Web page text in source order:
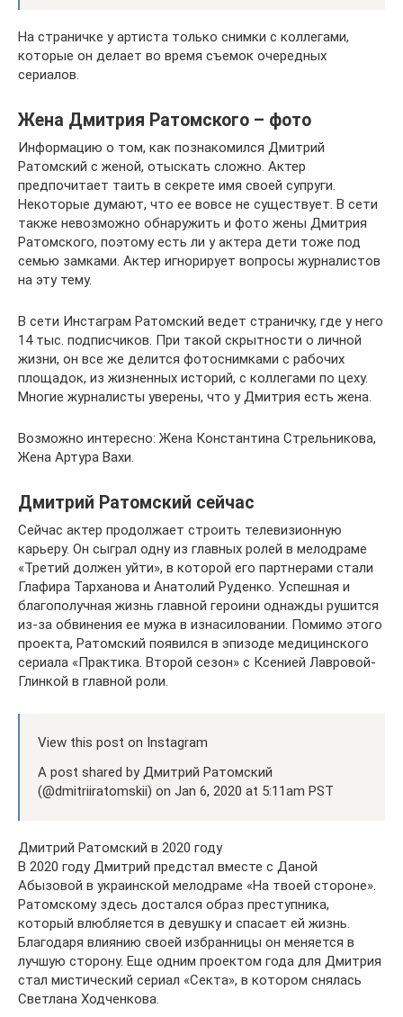
На страничке у артиста только снимки с коллегами,
которые он делает во время съемок очередных
сериалов.
Жена Дмитрия Ратомского – фото
Информацию о том, как познакомился Дмитрий
Ратомский с женой, отыскать сложно. Актер
предпочитает таить в секрете имя своей супруги.
Некоторые думают, что ее вовсе не существует. В сети
также невозможно обнаружить и фото жены Дмитрия
Ратомского, поэтому есть ли у актера дети тоже под
семью замками. Актер игнорирует вопросы журналистов
на эту тему.
В сети Инстаграм Ратомский ведет страничку, где у него
14 тыс. подписчиков. При такой скрытности о личной
жизни, он все же делится фотоснимками с рабочих
площадок, из жизненных историй, с коллегами по цеху.
Многие журналисты уверены, что у Дмитрия есть жена.
Возможно интересно: Жена Константина Стрельникова,
Жена Артура Вахи.
Дмитрий Ратомский сейчас
Сейчас актер продолжает строить телевизионную
карьеру. Он сыграл одну из главных ролей в мелодраме
«Третий должен уйти», в которой его партнерами стали
Глафира Тарханова и Анатолий Руденко. Успешная и
благополучная жизнь главной героини однажды рушится
из-за обвинения ее мужа в изнасиловании. Помимо этого
проекта, Ратомский появился в эпизоде медицинского
сериала «Практика. Второй сезон» с Ксенией Лавровой-
Глинкой в главной роли.
View this post on Instagram
A post shared by Дмитрий Ратомский
(@dmitriiratomskii) on Jan 6, 2020 at 5:11am PST
Дмитрий Ратомский в 2020 году
В 2020 году Дмитрий предстал вместе с Даной
Абызовой в украинской мелодраме «На твоей стороне».
Ратомскому здесь достался образ преступника,
который влюбляется в девушку и спасает ей жизнь.
Благодаря влиянию своей избранницы он меняется в
лучшую сторону. Еще одним проектом года для Дмитрия
стал мистический сериал «Секта», в котором снялась
Светлана Ходченкова.